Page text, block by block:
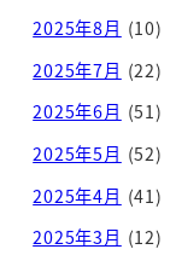
2025年8月 (10)
2025年7月 (22)
2025年6月 (51)
2025年5月 (52)
2025年4月 (41)
2025年3月 (12)